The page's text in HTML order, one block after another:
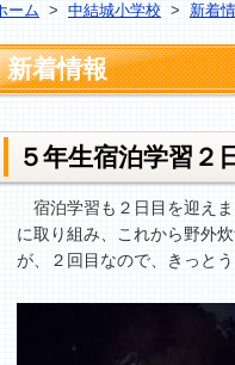
ーム > 中結城小学校 > 新着
新着情報
５年生宿泊学習２
宿泊学習も２日目を迎え
に取り組み、これから野外
が、２回目なので、きっとう